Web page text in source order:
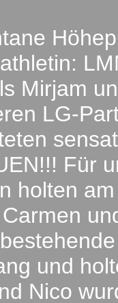
Mirjam
LG-
Für
holten
und
Nico